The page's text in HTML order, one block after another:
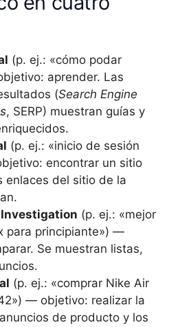
(p. ej.: «cómo podar
aprender. Las
(Search Engine
, SERP) muestran guías y
(p. ej.: «inicio de sesión
encontrar un sitio
enlaces del sitio de la
(p. ej.: «mejor
para principiante») —
Se muestran listas,
(p. ej.: «comprar Nike Air
— objetivo: realizar la
de producto y los